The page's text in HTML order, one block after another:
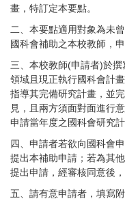
畫，特訂定本要點。
二、本要點適用對象為未
國科會補助之本校教師，
三、本校教師(申請者)於
領域且現正執行國科會計
指導其完備研究計畫，並
見，且兩方須面對面進行
申請當年度之國科會研究計
四、申請者若欲向國科會
提出本補助申請；若為其
提出申請，經審核同意後
五、請有意申請者，填寫